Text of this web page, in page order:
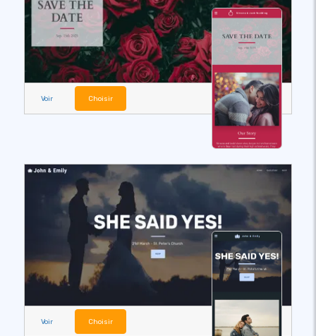
Voir Choisir
Voir Choisir